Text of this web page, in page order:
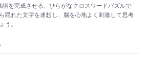
語を完成させる、ひらがなクロスワードパズルで
隠れた文字を連想し、脳を心地よく刺激して思考
う。